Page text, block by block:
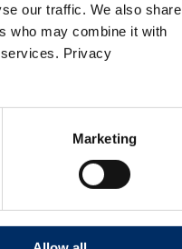
our traffic. We also share
who may combine it with
services. Privacy
Marketing